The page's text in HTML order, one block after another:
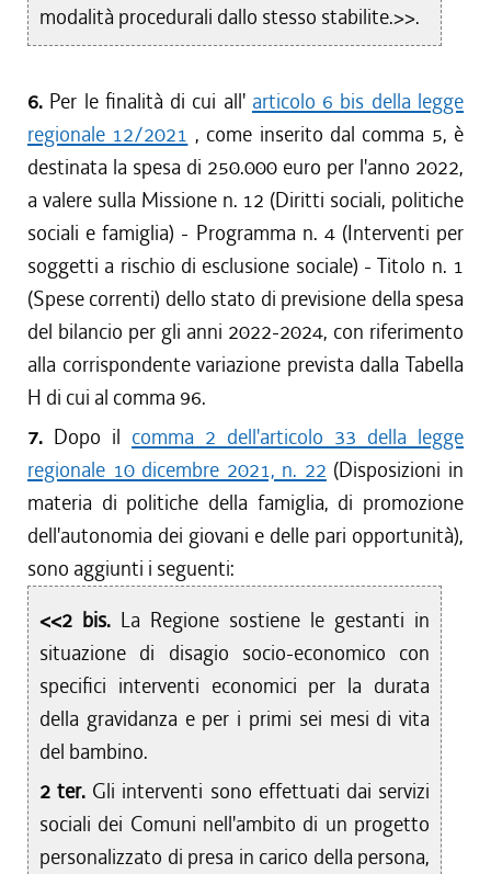
modalità procedurali dallo stesso stabilite.>>.
6. Per le finalità di cui all' articolo 6 bis della legge
regionale 12/2021 , come inserito dal comma 5, è
destinata la spesa di 250.000 euro per l'anno 2022,
a valere sulla Missione n. 12 (Diritti sociali, politiche
sociali e famiglia) - Programma n. 4 (Interventi per
soggetti a rischio di esclusione sociale) - Titolo n. 1
(Spese correnti) dello stato di previsione della spesa
del bilancio per gli anni 2022-2024, con riferimento
alla corrispondente variazione prevista dalla Tabella
H di cui al comma 96.
7. Dopo il comma 2 dell'articolo 33 della legge
regionale 10 dicembre 2021, n. 22 (Disposizioni in
materia di politiche della famiglia, di promozione
dell'autonomia dei giovani e delle pari opportunità),
sono aggiunti i seguenti:
<<2 bis. La Regione sostiene le gestanti in
situazione di disagio socio-economico con
specifici interventi economici per la durata
della gravidanza e per i primi sei mesi di vita
del bambino.
2 ter. Gli interventi sono effettuati dai servizi
sociali dei Comuni nell'ambito di un progetto
personalizzato di presa in carico della persona,